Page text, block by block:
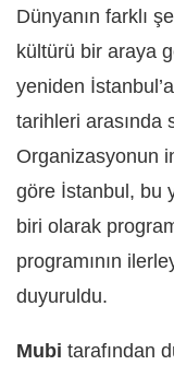
Dünyanın farklı
kültürü bir araya
yeniden
tarihleri arasında
Organizasyonun
göre İstanbul, bu
biri olarak
programının
duyuruldu.
Mubi tarafından